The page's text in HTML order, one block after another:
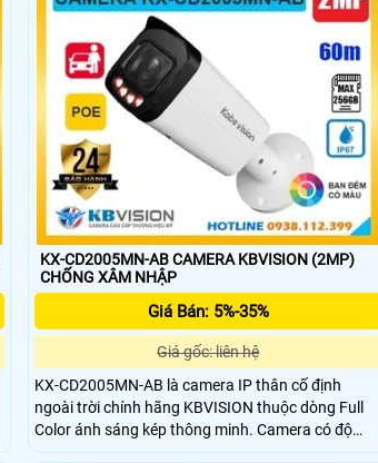
KX-CD2005MN-AB CAMERA KBVISION (2MP)
CHỐNG XÂM NHẬP
Giá Bán: 5%-35%
Giá gốc: liên hệ
KX-CD2005MN-AB là camera IP thân cố định
ngoài trời chính hãng KBVISION thuộc dòng Full
Color ánh sáng kép thông minh. Camera có độ
phân giải 2MP, tầm nhìn hồng ngoại lên đến 60m,